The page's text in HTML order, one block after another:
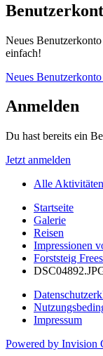
Neues
einfach!
Neues Benutzerkonto
Anmelden
Du hast bereits ein
Jetzt anmelden
Alle Aktivitäten
Startseite
Galerie
Reisen
Impressionen
Forststeig
Impressum
Powered by Invision